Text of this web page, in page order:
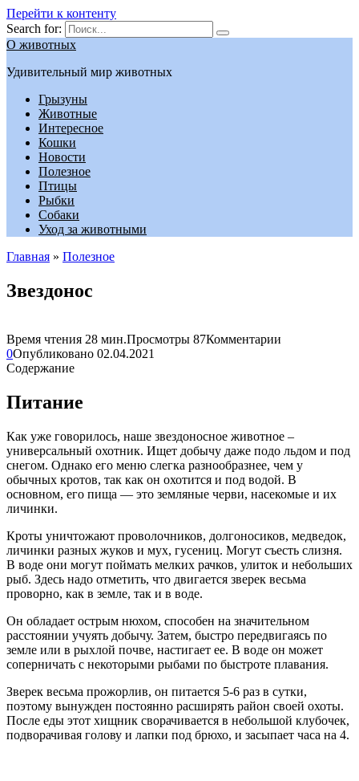
Перейти к контенту
Search for:
О животных
Удивительный мир животных
Грызуны
Животные
Интересное
Кошки
Новости
Полезное
Птицы
Рыбки
Собаки
Уход за животными
Главная » Полезное
Звездонос
Время чтения 28 мин.Просмотры 87Комментарии
0Опубликовано 02.04.2021
Содержание
Питание
Как уже говорилось, наше звездоносное животное –
универсальный охотник. Ищет добычу даже подо льдом и под
снегом. Однако его меню слегка разнообразнее, чем у
обычных кротов, так как он охотится и под водой. В
основном, его пища — это земляные черви, насекомые и их
личинки.
Кроты уничтожают проволочников, долгоносиков, медведок,
личинки разных жуков и мух, гусениц. Могут съесть слизня.
В воде они могут поймать мелких рачков, улиток и небольших
рыб. Здесь надо отметить, что двигается зверек весьма
проворно, как в земле, так и в воде.
Он обладает острым нюхом, способен на значительном
расстоянии учуять добычу. Затем, быстро передвигаясь по
земле или в рыхлой почве, настигает ее. В воде он может
соперничать с некоторыми рыбами по быстроте плавания.
Зверек весьма прожорлив, он питается 5-6 раз в сутки,
поэтому вынужден постоянно расширять район своей охоты.
После еды этот хищник сворачивается в небольшой клубочек,
подворачивая голову и лапки под брюхо, и засыпает часа на 4.